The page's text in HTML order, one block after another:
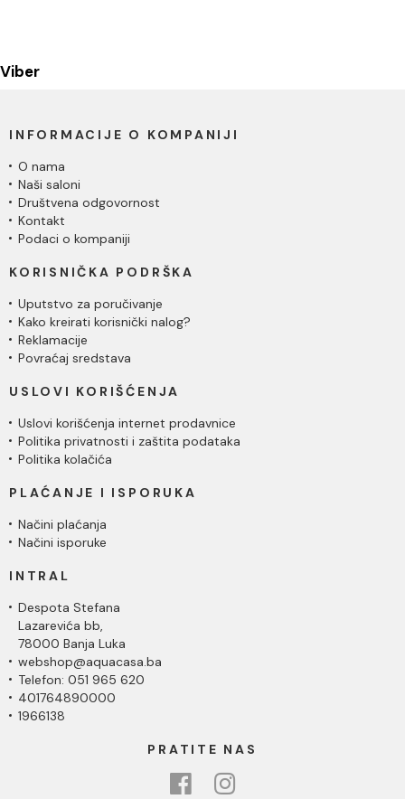
Viber
INFORMACIJE O KOMPANIJI
O nama
Naši saloni
Društvena odgovornost
Kontakt
Podaci o kompaniji
KORISNIČKA PODRŠKA
Uputstvo za poručivanje
Kako kreirati korisnički nalog?
Reklamacije
Povraćaj sredstava
USLOVI KORIŠĆENJA
Uslovi korišćenja internet prodavnice
Politika privatnosti i zaštita podataka
Politika kolačića
PLAĆANJE I ISPORUKA
Načini plaćanja
Načini isporuke
INTRAL
Despota Stefana
Lazarevića bb,
78000 Banja Luka
webshop@aquacasa.ba
Telefon: 051 965 620
401764890000
1966138
PRATITE NAS